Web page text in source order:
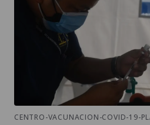
CENTRO-VACUNACION-COVID-19-